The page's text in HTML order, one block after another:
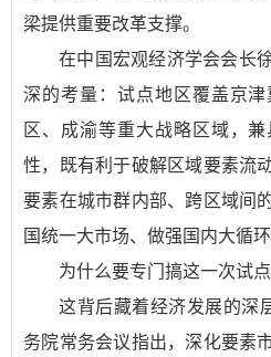
梁提供重要改革支撑。
在中国宏观经济学会会长
深的考量：试点地区覆盖京
区、成渝等重大战略区域，
性，既有利于破解区域要素流
要素在城市群内部、跨区域间
国统一大市场、做强国内大循
为什么要专门搞这一次试点
这背后藏着经济发展的深
务院常务会议指出，深化要素